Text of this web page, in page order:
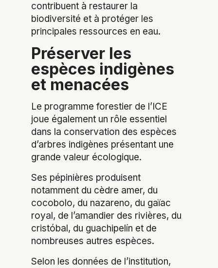
contribuent à restaurer la
biodiversité et à protéger les
principales ressources en eau.
Préserver les
espèces indigènes
et menacées
Le programme forestier de l’ICE
joue également un rôle essentiel
dans la conservation des espèces
d’arbres indigènes présentant une
grande valeur écologique.
Ses pépinières produisent
notamment du cèdre amer, du
cocobolo, du nazareno, du gaïac
royal, de l’amandier des rivières, du
cristóbal, du guachipelín et de
nombreuses autres espèces.
Selon les données de l’institution,